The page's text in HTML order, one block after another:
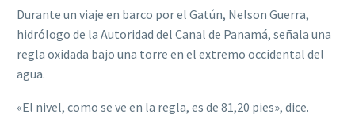
Durante un viaje en barco por el Gatún, Nelson Guerra,
hidrólogo de la Autoridad del Canal de Panamá, señala una
regla oxidada bajo una torre en el extremo occidental del
agua.
«El nivel, como se ve en la regla, es de 81,20 pies», dice.